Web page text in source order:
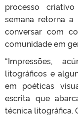
processo
semana retorna
conversar com
comunidade em
“Impressões,
litográficos e
em poéticas
escrita que
técnica litográfica.